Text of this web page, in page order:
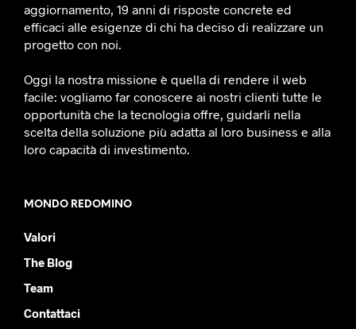
aggiornamento, 19 anni di risposte concrete ed
efficaci alle esigenze di chi ha deciso di realizzare un
progetto con noi.
Oggi la nostra missione è quella di rendere il web
facile: vogliamo far conoscere ai nostri clienti tutte le
opportunità che la tecnologia offre, guidarli nella
scelta della soluzione più adatta al loro business e alla
loro capacità di investimento.
MONDO REDOMINO
Valori
The Blog
Team
Contattaci